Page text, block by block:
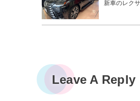
新車のレク
Leave A Reply